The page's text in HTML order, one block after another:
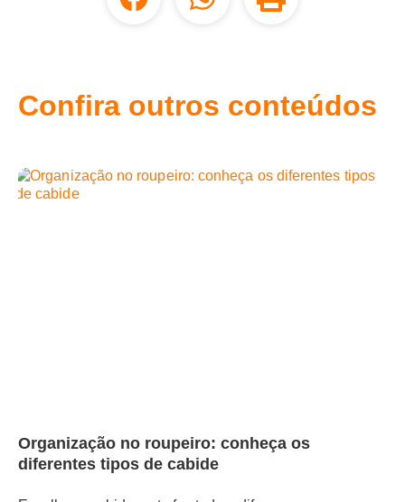
Confira outros conteúdos
Organização no roupeiro: conheça os
diferentes tipos de cabide